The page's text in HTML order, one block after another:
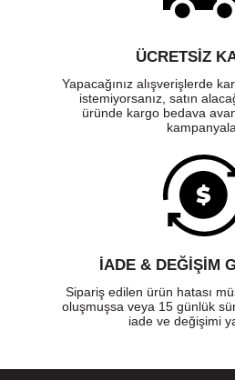
ÜCRETSIZ
Yapacağınız alışverişlerde
istemiyorsanız, satın
üründe kargo bedava
İADE & DEĞİŞİM
Sipariş edilen ürün hatası
oluşmuşsa veya 15 günlük
iade ve değişimi